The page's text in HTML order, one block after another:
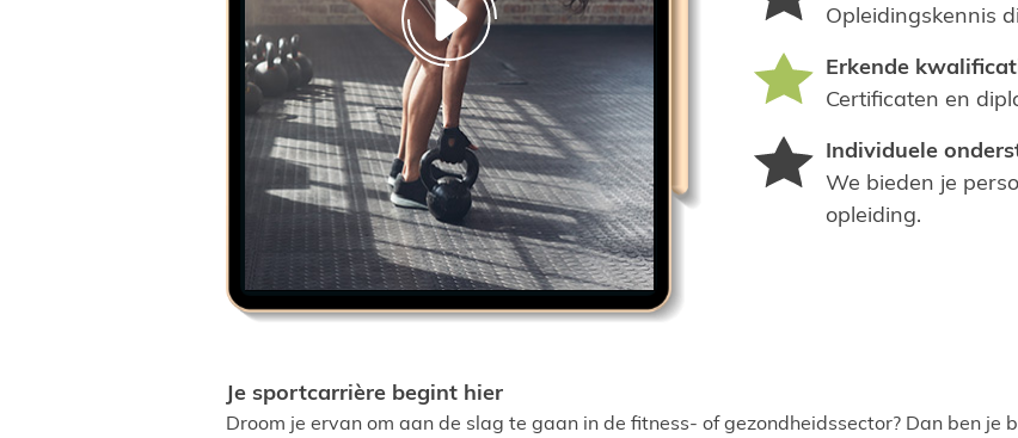
Opleidingskennis
Erkende
Certificaten en
Individuele
We bieden je
opleiding.
Je sportcarrière begint hier
Droom je ervan om aan de slag te gaan in de fitness- of gezondheidssector? Dan ben